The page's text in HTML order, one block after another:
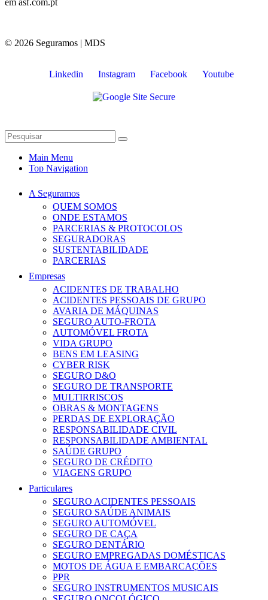
em asf.com.pt
© 2026 Seguramos | MDS
Linkedin Instagram Facebook Youtube
Main Menu
Top Navigation
A Seguramos
QUEM SOMOS
ONDE ESTAMOS
PARCERIAS & PROTOCOLOS
SEGURADORAS
SUSTENTABILIDADE
PARCERIAS
Empresas
ACIDENTES DE TRABALHO
ACIDENTES PESSOAIS DE GRUPO
AVARIA DE MÁQUINAS
SEGURO AUTO-FROTA
AUTOMÓVEL FROTA
VIDA GRUPO
BENS EM LEASING
CYBER RISK
SEGURO D&O
SEGURO DE TRANSPORTE
MULTIRRISCOS
OBRAS & MONTAGENS
PERDAS DE EXPLORAÇÃO
RESPONSABILIDADE CIVIL
RESPONSABILIDADE AMBIENTAL
SAÚDE GRUPO
SEGURO DE CRÉDITO
VIAGENS GRUPO
Particulares
SEGURO ACIDENTES PESSOAIS
SEGURO SAÚDE ANIMAIS
SEGURO AUTOMÓVEL
SEGURO DE CAÇA
SEGURO DENTÁRIO
SEGURO EMPREGADAS DOMÉSTICAS
MOTOS DE ÁGUA E EMBARCAÇÕES
PPR
SEGURO INSTRUMENTOS MUSICAIS